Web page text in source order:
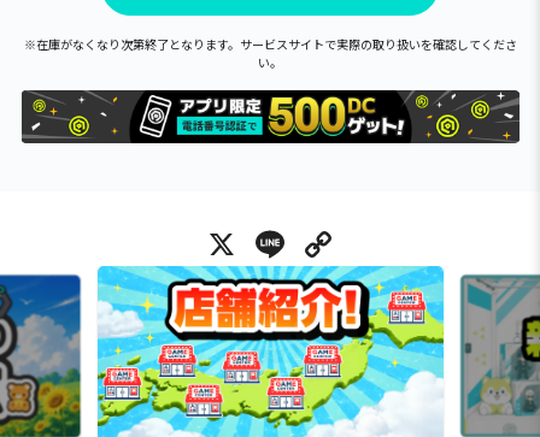
※在庫がなくなり次第終了となります。サービスサイトで実際の取り扱いを確認してくださ
い。
X Line